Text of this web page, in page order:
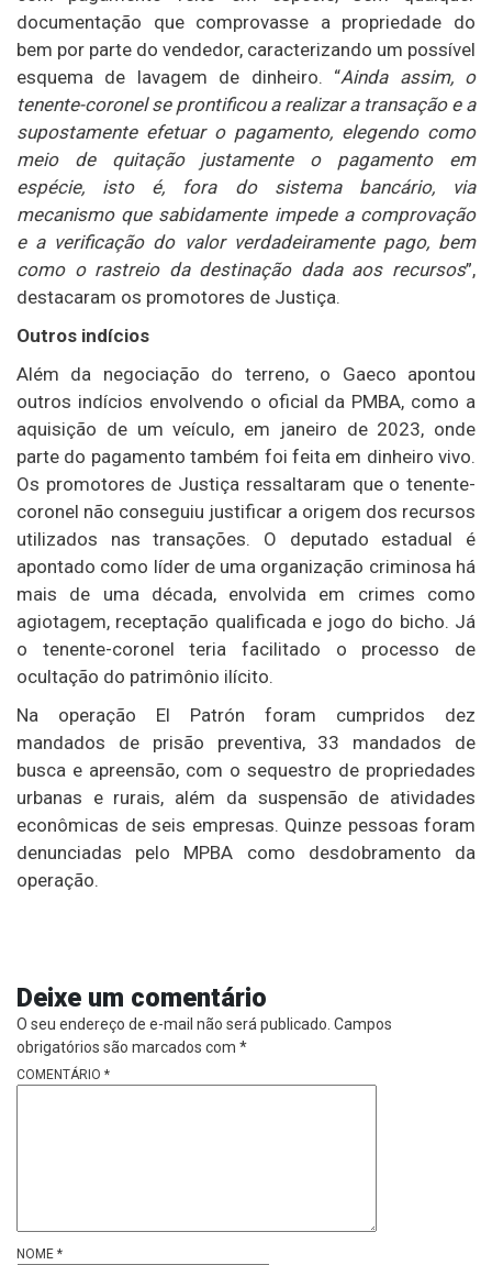
documentação que comprovasse a propriedade do
bem por parte do vendedor, caracterizando um possível
esquema de lavagem de dinheiro. “Ainda assim, o
tenente-coronel se prontificou a realizar a transação e a
supostamente efetuar o pagamento, elegendo como
meio de quitação justamente o pagamento em
espécie, isto é, fora do sistema bancário, via
mecanismo que sabidamente impede a comprovação
e a verificação do valor verdadeiramente pago, bem
como o rastreio da destinação dada aos recursos”,
destacaram os promotores de Justiça.
Outros indícios
Além da negociação do terreno, o Gaeco apontou
outros indícios envolvendo o oficial da PMBA, como a
aquisição de um veículo, em janeiro de 2023, onde
parte do pagamento também foi feita em dinheiro vivo.
Os promotores de Justiça ressaltaram que o tenente-
coronel não conseguiu justificar a origem dos recursos
utilizados nas transações. O deputado estadual é
apontado como líder de uma organização criminosa há
mais de uma década, envolvida em crimes como
agiotagem, receptação qualificada e jogo do bicho. Já
o tenente-coronel teria facilitado o processo de
ocultação do patrimônio ilícito.
Na operação El Patrón foram cumpridos dez
mandados de prisão preventiva, 33 mandados de
busca e apreensão, com o sequestro de propriedades
urbanas e rurais, além da suspensão de atividades
econômicas de seis empresas. Quinze pessoas foram
denunciadas pelo MPBA como desdobramento da
operação.
Deixe um comentário
O seu endereço de e-mail não será publicado. Campos
obrigatórios são marcados com *
COMENTÁRIO *
NOME *